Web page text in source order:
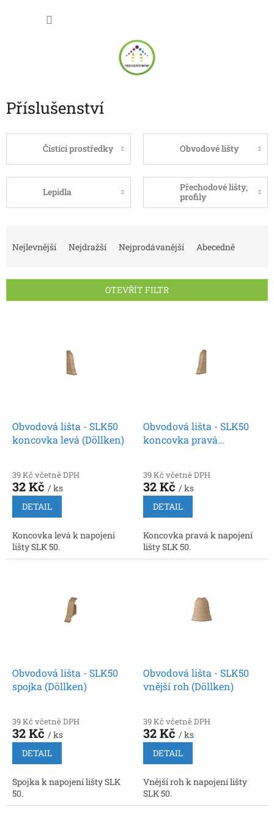
Příslušenství
Čistící prostředky Obvodové lišty
Lepidla
Přechodové lišty,
profily
í
Nejlevnější Nejdražší Nejprodávanější Abecedně
OTEVŘÍT FILTR
d
u
ů
Obvodová lišta - SLK50
koncovka levá (Döllken)
39 Kč včetně DPH
32 Kč / ks
DETAIL
Koncovka levá k napojení
lišty SLK 50.
Obvodová lišta - SLK50
koncovka pravá
39 Kč včetně DPH
32 Kč / ks
DETAIL
Koncovka pravá k napojení
lišty SLK 50.
Obvodová lišta - SLK50
spojka (Döllken)
39 Kč včetně DPH
32 Kč / ks
DETAIL
Spojka k napojení lišty SLK
50.
Obvodová lišta - SLK50
vnější roh (Döllken)
39 Kč včetně DPH
32 Kč / ks
DETAIL
Vnější roh k napojení lišty
SLK 50.